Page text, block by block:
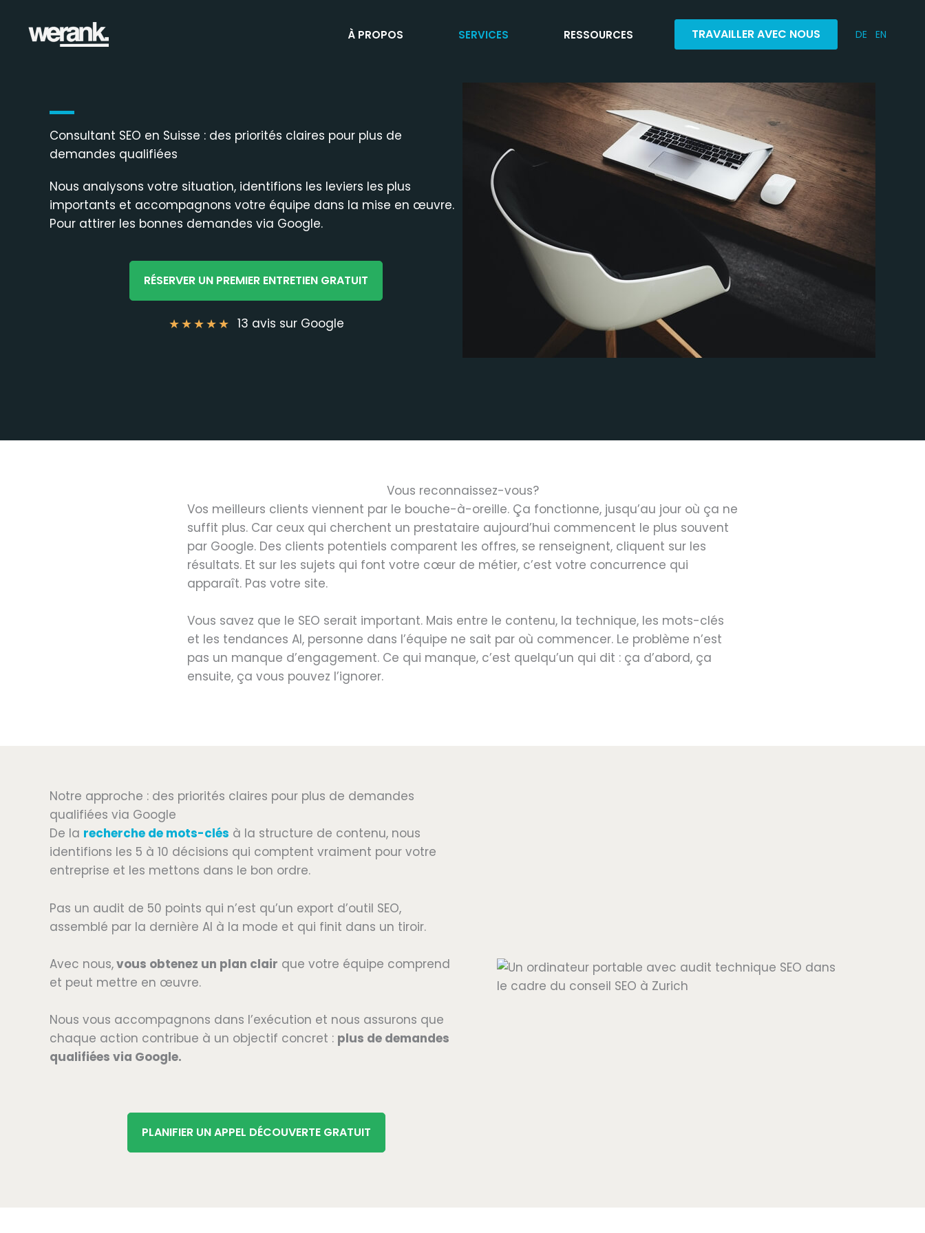
contenu
À PROPOS SERVICES RESSOURCES TRAVAILLER AVEC NOUS DE EN
Consultant SEO en Suisse : des priorités claires pour plus de
demandes qualifiées
Nous analysons votre situation, identifions les leviers les plus
importants et accompagnons votre équipe dans la mise en œuvre.
Pour attirer les bonnes demandes via Google.
RÉSERVER UN PREMIER ENTRETIEN GRATUIT
13 avis sur Google
★★★★★
Vous reconnaissez-vous?
Vos meilleurs clients viennent par le bouche-à-oreille. Ça fonctionne, jusqu’au jour où ça ne
suffit plus. Car ceux qui cherchent un prestataire aujourd’hui commencent le plus souvent
par Google. Des clients potentiels comparent les offres, se renseignent, cliquent sur les
résultats. Et sur les sujets qui font votre cœur de métier, c’est votre concurrence qui
apparaît. Pas votre site.
Vous savez que le SEO serait important. Mais entre le contenu, la technique, les mots-clés
et les tendances AI, personne dans l’équipe ne sait par où commencer. Le problème n’est
pas un manque d’engagement. Ce qui manque, c’est quelqu’un qui dit : ça d’abord, ça
ensuite, ça vous pouvez l’ignorer.
Notre approche : des priorités claires pour plus de demandes
qualifiées via Google
De la recherche de mots-clés à la structure de contenu, nous
identifions les 5 à 10 décisions qui comptent vraiment pour votre
entreprise et les mettons dans le bon ordre.
Pas un audit de 50 points qui n’est qu’un export d’outil SEO,
assemblé par la dernière AI à la mode et qui finit dans un tiroir.
Avec nous,vous obtenez un plan clair que votre équipe comprend
et peut mettre en œuvre.
Nous vous accompagnons dans l’exécution et nous assurons que
chaque action contribue à un objectif concret : plus de demandes
qualifiées via Google.
PLANIFIER UN APPEL DÉCOUVERTE GRATUIT